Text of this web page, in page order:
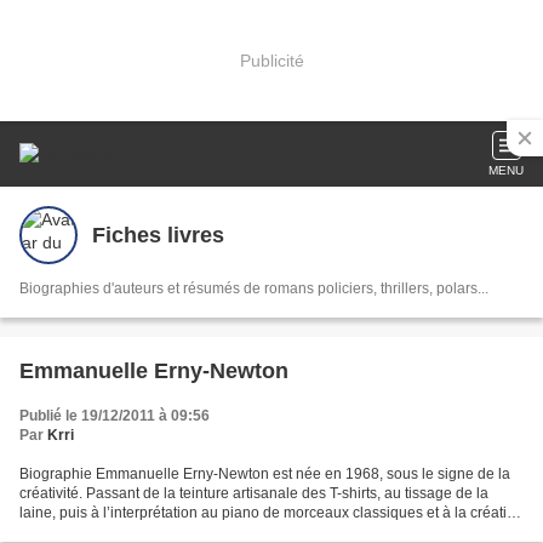
Publicité
MENU
Fiches livres
Biographies d'auteurs et résumés de romans policiers, thrillers, polars...
Emmanuelle Erny-Newton
Publié le 19/12/2011 à 09:56
Par Krri
Biographie Emmanuelle Erny-Newton est née en 1968, sous le signe de la
créativité. Passant de la teinture artisanale des T-shirts, au tissage de la
laine, puis à l’interprétation au piano de morceaux classiques et à la création